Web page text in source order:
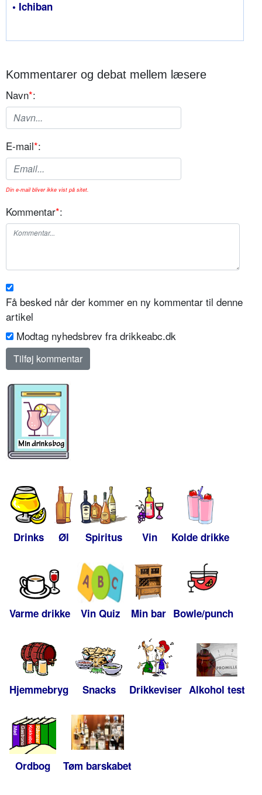
• Ichiban
Kommentarer og debat mellem læsere
Navn*:
E-mail*:
Din e-mail bliver ikke vist på sitet.
Kommentar*:
Få besked når der kommer en ny kommentar til denne
artikel
Modtag nyhedsbrev fra drikkeabc.dk
Drinks Øl Spiritus Vin Kolde drikke
Varme drikke Vin Quiz Min bar Bowle/punch
Hjemmebryg Snacks Drikkeviser Alkohol test
Ordbog Tøm barskabet